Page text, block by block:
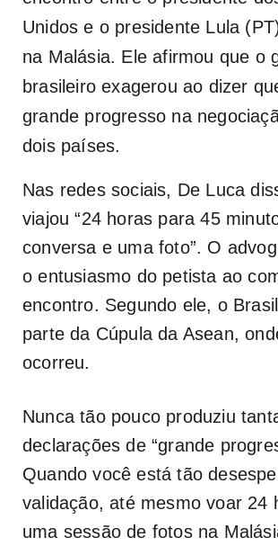
Unidos e o presidente Lula
na Malásia. Ele afirmou que o
brasileiro exagerou ao dizer
grande progresso na
dois países.
Nas redes sociais, De Luca
viajou “24 horas para 45
conversa e uma foto”. O
o entusiasmo do petista ao
encontro. Segundo ele, o
parte da Cúpula da Asean,
ocorreu.
Nunca tão pouco produziu
declarações de “grande
Quando você está tão
validação, até mesmo voar 24
uma sessão de fotos na